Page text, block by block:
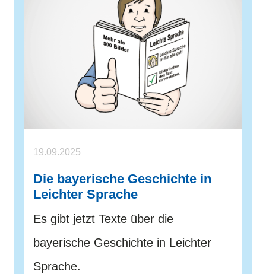
19.09.2025
Die bayerische Geschichte in
Leichter Sprache
Es gibt jetzt Texte über die
bayerische Geschichte in Leichter
Sprache.